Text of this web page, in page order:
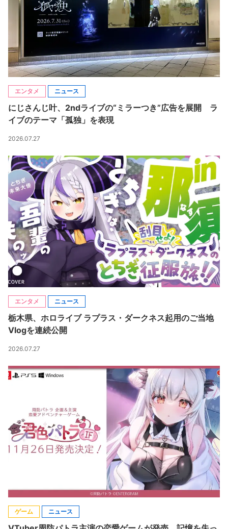
エンタメ ニュース
にじさんじ叶、2ndライブの“ミラーつき”広告を展開 ラ
イブのテーマ「孤独」を表現
2026.07.27
エンタメ ニュース
栃木県、ホロライブ ラプラス・ダークネス起用のご当地
Vlogを連続公開
2026.07.27
ゲーム ニュース